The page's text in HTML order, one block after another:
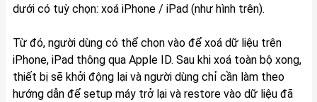
dưới có tuỳ chọn: xoá iPhone / iPad (như hình trên).
Từ đó, người dùng có thể chọn vào để xoá dữ liệu trên
iPhone, iPad thông qua Apple ID. Sau khi xoá toàn bộ xong,
thiết bị sẽ khởi động lại và người dùng chỉ cần làm theo
hướng dẫn để setup máy trở lại và restore vào dữ liệu đã